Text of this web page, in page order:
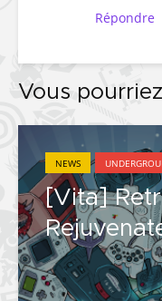
Répondre
Vous
NEWS
[Vita]